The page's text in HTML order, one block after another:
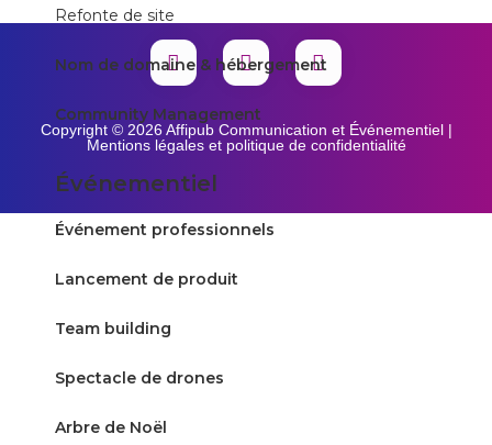
Refonte de site
Nom de domaine & hébergement
Community Management
Événementiel
Événement professionnels
Lancement de produit
Team building
Spectacle de drones
Arbre de Noël
Copyright © 2026 Affipub Communication et Événementiel |
Mentions légales et politique de confidentialité